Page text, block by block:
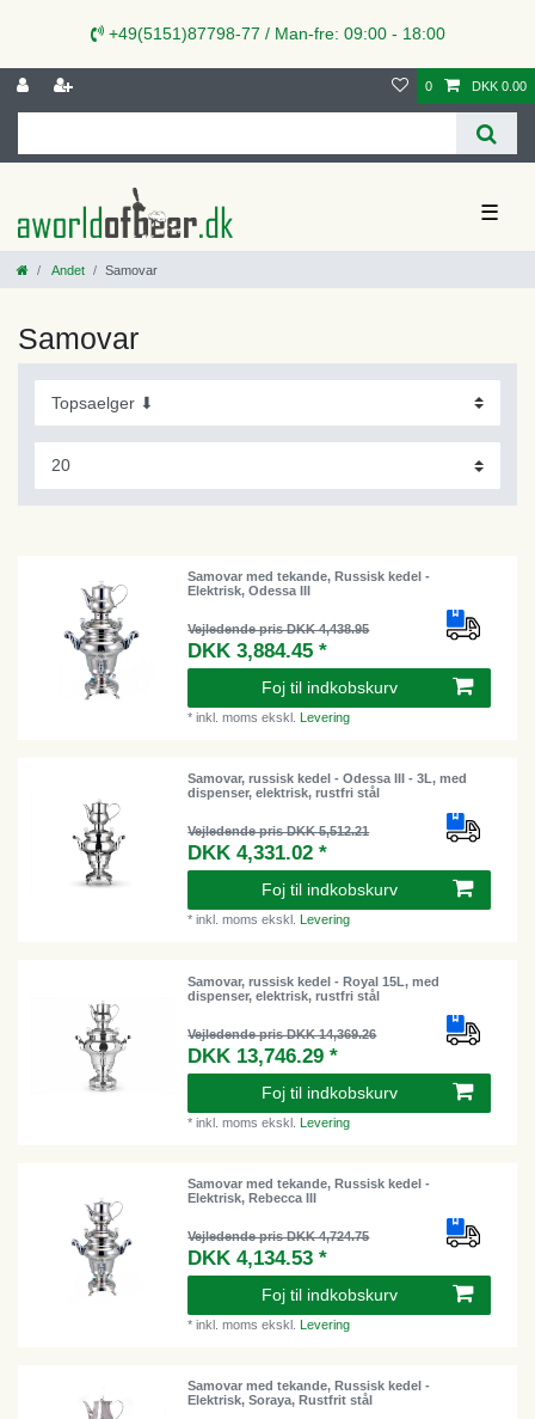
+49(5151)87798-77 / Man-fre: 09:00 - 18:00
0 DKK 0.00
☰
Andet Samovar
Samovar
Samovar med tekande, Russisk kedel -
Elektrisk, Odessa III
Vejledende pris DKK 4,438.95
DKK 3,884.45 *
Foj til indkobskurv
*inkl. moms ekskl.Levering
Samovar, russisk kedel - Odessa III - 3L, med
dispenser, elektrisk, rustfri stål
Vejledende pris DKK 5,512.21
DKK 4,331.02 *
Foj til indkobskurv
*inkl. moms ekskl.Levering
Samovar, russisk kedel - Royal 15L, med
dispenser, elektrisk, rustfri stål
Vejledende pris DKK 14,369.26
DKK 13,746.29 *
Foj til indkobskurv
*inkl. moms ekskl.Levering
Samovar med tekande, Russisk kedel -
Elektrisk, Rebecca III
Vejledende pris DKK 4,724.75
DKK 4,134.53 *
Foj til indkobskurv
*inkl. moms ekskl.Levering
Samovar med tekande, Russisk kedel -
Elektrisk, Soraya, Rustfrit stål